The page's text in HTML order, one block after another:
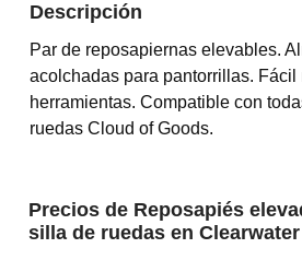
Descripción
Par de reposapiernas elevables.
acolchadas para pantorrillas. Fácil
herramientas. Compatible con
ruedas Cloud of Goods.
Precios de Reposapiés
silla de ruedas en Clearwater